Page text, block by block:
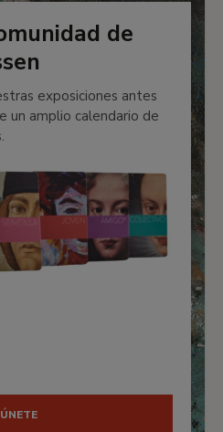
de
exposiciones antes
un amplio calendario de
ÚNETE